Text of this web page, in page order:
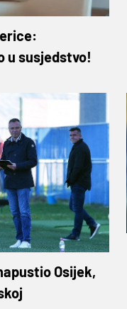
u susjedstvo!
Osijek,